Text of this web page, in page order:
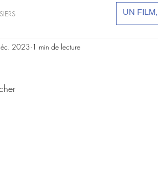
2023 1 min de lecture
sur 5.